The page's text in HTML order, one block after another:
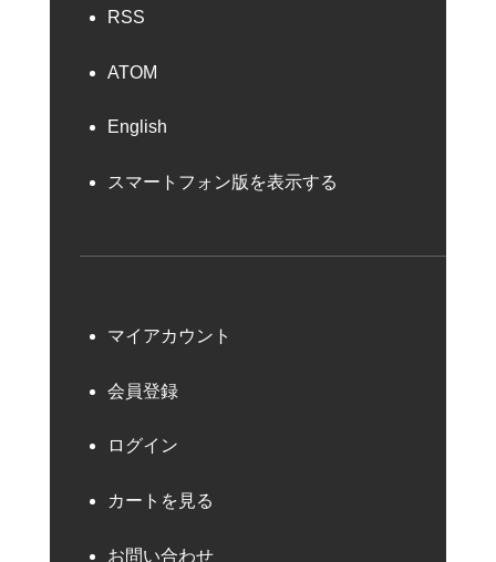
RSS
ATOM
English
スマートフォン版を表示する
マイアカウント
会員登録
ログイン
カートを見る
お問い合わせ